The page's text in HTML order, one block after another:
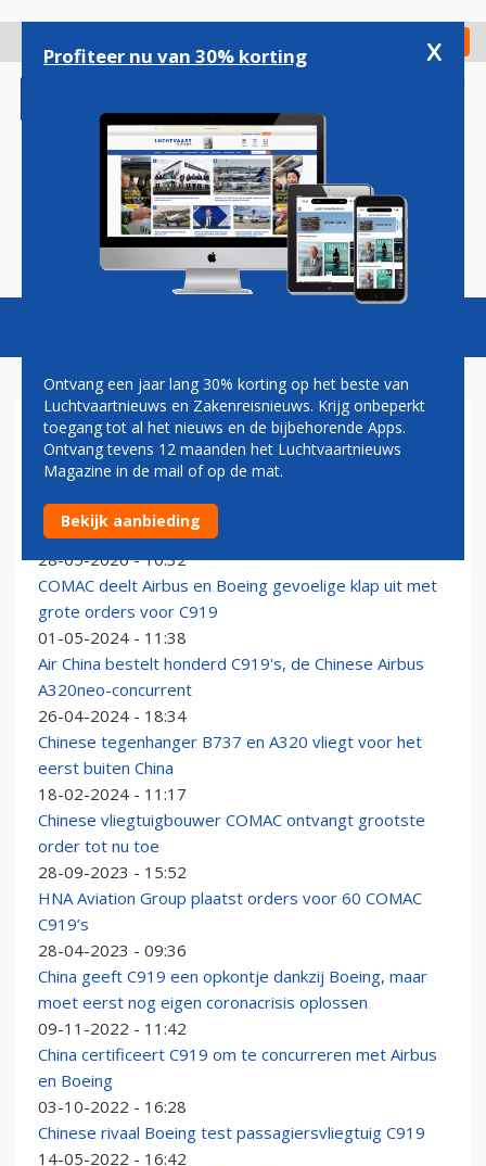
gaan
Check in
Magazine Podcasts Vacatures
C919
China dwarsboomt leveringen Airbus en eist vaart
achter goedkeuring C919
28-05-2026 - 10:32
COMAC deelt Airbus en Boeing gevoelige klap uit met
grote orders voor C919
01-05-2024 - 11:38
Air China bestelt honderd C919's, de Chinese Airbus
A320neo-concurrent
26-04-2024 - 18:34
Chinese tegenhanger B737 en A320 vliegt voor het
eerst buiten China
18-02-2024 - 11:17
Chinese vliegtuigbouwer COMAC ontvangt grootste
order tot nu toe
28-09-2023 - 15:52
HNA Aviation Group plaatst orders voor 60 COMAC
C919’s
28-04-2023 - 09:36
China geeft C919 een opkontje dankzij Boeing, maar
moet eerst nog eigen coronacrisis oplossen
09-11-2022 - 11:42
China certificeert C919 om te concurreren met Airbus
en Boeing
03-10-2022 - 16:28
Chinese rivaal Boeing test passagiersvliegtuig C919
14-05-2022 - 16:42
Profiteer nu van 30% korting x
Ontvang een jaar lang 30% korting op het beste van
Luchtvaartnieuws en Zakenreisnieuws. Krijg onbeperkt
toegang tot al het nieuws en de bijbehorende Apps.
Ontvang tevens 12 maanden het Luchtvaartnieuws
Magazine in de mail of op de mat.
Bekijk aanbieding